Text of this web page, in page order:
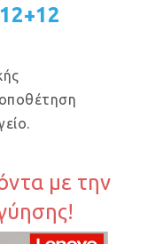
με την